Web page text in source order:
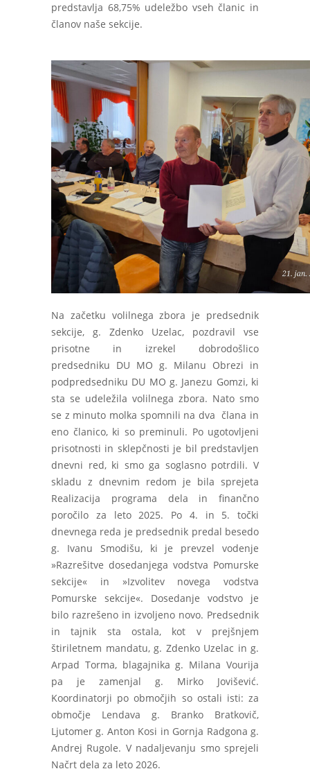
predstavlja 68,75% udeležbo vseh članic in
članov naše sekcije.
Na začetku volilnega zbora je predsednik
sekcije, g. Zdenko Uzelac, pozdravil vse
prisotne in izrekel dobrodošlico
predsedniku DU MO g. Milanu Obrezi in
podpredsedniku DU MO g. Janezu Gomzi, ki
sta se udeležila volilnega zbora. Nato smo
se z minuto molka spomnili na dva člana in
eno članico, ki so preminuli. Po ugotovljeni
prisotnosti in sklepčnosti je bil predstavljen
dnevni red, ki smo ga soglasno potrdili. V
skladu z dnevnim redom je bila sprejeta
Realizacija programa dela in finančno
poročilo za leto 2025. Po 4. in 5. točki
dnevnega reda je predsednik predal besedo
g. Ivanu Smodišu, ki je prevzel vodenje
»Razrešitve dosedanjega vodstva Pomurske
sekcije« in »Izvolitev novega vodstva
Pomurske sekcije«. Dosedanje vodstvo je
bilo razrešeno in izvoljeno novo. Predsednik
in tajnik sta ostala, kot v prejšnjem
štiriletnem mandatu, g. Zdenko Uzelac in g.
Arpad Torma, blagajnika g. Milana Vourija
pa je zamenjal g. Mirko Jovišević.
Koordinatorji po območjih so ostali isti: za
območje Lendava g. Branko Bratkovič,
Ljutomer g. Anton Kosi in Gornja Radgona g.
Andrej Rugole. V nadaljevanju smo sprejeli
Načrt dela za leto 2026.